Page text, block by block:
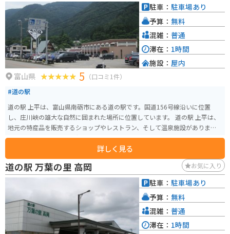
富山県 5 （口コミ1件）
#道の駅
道の駅 上平は、富山県南砺市にある道の駅です。国道156号線沿いに位置
し、庄川峡の雄大な自然に囲まれた場所に位置しています。 道の駅 上平は、
地元の特産品を販売するショップやレストラン、そして温泉施設があります。
ショップでは、地元産の新鮮な野菜や果物、そして特産品である「とち餅」
などが販売されています。レストランでは、地元の食材を使った郷土料理
や、富山名物の「ますのすし」などを楽しむことができます。 また、道の駅
上平には、日帰り入浴が楽しめる温泉施設「庄川峡温泉 ゆ～ランド しらお」
が併設されています。温泉は、神経痛や筋肉痛などに効能があると言われて
いる「ナトリウム-炭酸水素塩泉」で、旅の疲れを癒すことができます。 バイ
クで訪れる際は、道の駅 上平には、広々とした駐車場が完備されています。
ツーリングの休憩場所としても最適です。また、周辺には、庄川峡の絶景を
望むワインディングロードが続くため、バイクでのツーリングにもおすすめ
です。 道の駅 上平は、富山県の豊かな自然と文化に触れられる場所です。ぜ
詳しく見る
駐車： 駐車場あり
予算： 無料
混雑： 普通
滞在： 1時間
施設： 屋内
道の駅 万葉の里 高岡 お気に入り
駐車： 駐車場あり
予算： 無料
混雑： 普通
滞在： 1時間